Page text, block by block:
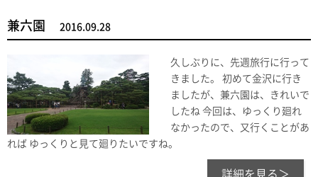
兼六園 2016.09.28
久しぶりに、先週旅行に行って
きました。 初めて金沢に行き
ましたが、兼六園は、きれいで
したね 今回は、ゆっくり廻れ
なかったので、又行くことがあ
れば ゆっくりと見て廻りたいですね。
詳細を見る＞